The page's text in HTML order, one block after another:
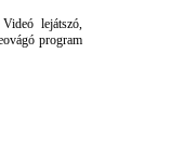
lejátszó,
program